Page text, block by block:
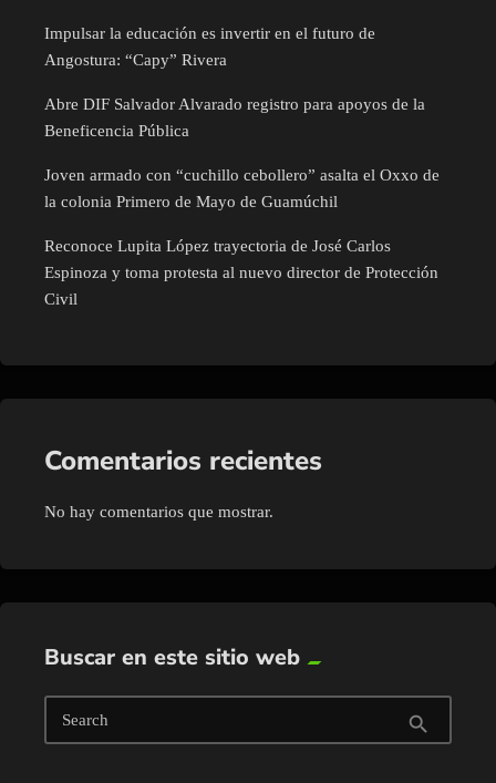
Impulsar la educación es invertir en el futuro de
Angostura: “Capy” Rivera
Abre DIF Salvador Alvarado registro para apoyos de la
Beneficencia Pública
Joven armado con “cuchillo cebollero” asalta el Oxxo de
la colonia Primero de Mayo de Guamúchil
Reconoce Lupita López trayectoria de José Carlos
Espinoza y toma protesta al nuevo director de Protección
Civil
Comentarios recientes
No hay comentarios que mostrar.
Buscar en este sitio web
Search search